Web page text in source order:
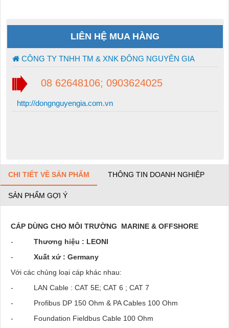
LIÊN HỆ MUA HÀNG
CÔNG TY TNHH TM & XNK ĐÔNG NGUYÊN GIA
08 62648106; 0903624025
http://dongnguyengia.com.vn
CHI TIẾT VỀ SẢN PHẨM THÔNG TIN DOANH NGHIỆP
SẢN PHẨM GỢI Ý
CÁP DÙNG CHO MÔI TRƯỜNG MARINE & OFFSHORE
- Thương hiệu : LEONI
- Xuất xứ : Germany
Với các chủng loại cáp khác nhau:
- LAN Cable : CAT 5E; CAT 6 ; CAT 7
- Profibus DP 150 Ohm & PA Cables 100 Ohm
- Foundation Fieldbus Cable 100 Ohm